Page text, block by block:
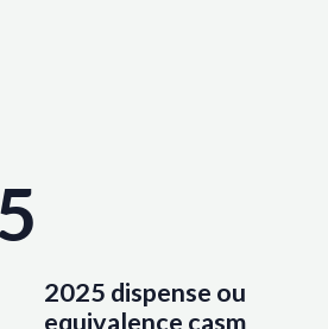
2025 dispense ou
equivalence casm